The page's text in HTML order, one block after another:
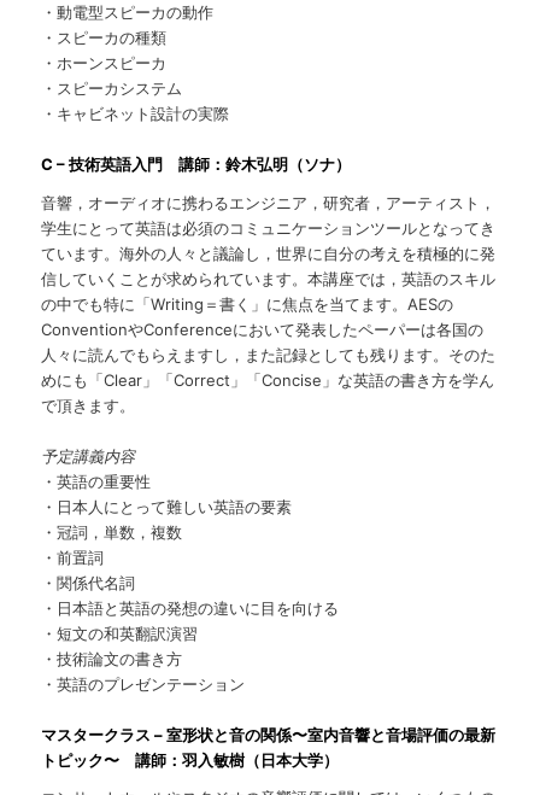
・動電型スピーカの動作
・スピーカの種類
・ホーンスピーカ
・スピーカシステム
・キャビネット設計の実際
C – 技術英語入門 講師：鈴木弘明（ソナ）
音響，オーディオに携わるエンジニア，研究者，アーティスト，
学生にとって英語は必須のコミュニケーションツールとなってき
ています。海外の人々と議論し，世界に自分の考えを積極的に発
信していくことが求められています。本講座では，英語のスキル
の中でも特に「Writing＝書く」に焦点を当てます。AESの
ConventionやConferenceにおいて発表したペーパーは各国の
人々に読んでもらえますし，また記録としても残ります。そのた
めにも「Clear」「Correct」「Concise」な英語の書き方を学ん
で頂きます。
予定講義内容
・英語の重要性
・日本人にとって難しい英語の要素
・冠詞，単数，複数
・前置詞
・関係代名詞
・日本語と英語の発想の違いに目を向ける
・短文の和英翻訳演習
・技術論文の書き方
・英語のプレゼンテーション
マスタークラス – 室形状と音の関係〜室内音響と音場評価の最新
トピック〜 講師：羽入敏樹（日本大学）